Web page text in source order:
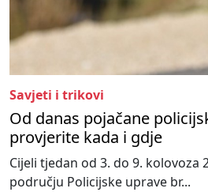
Savjeti i trikovi
Od danas pojačane
provjerite kada i gdje
Cijeli tjedan od 3. do 9. kolovoza
području Policijske uprave br...